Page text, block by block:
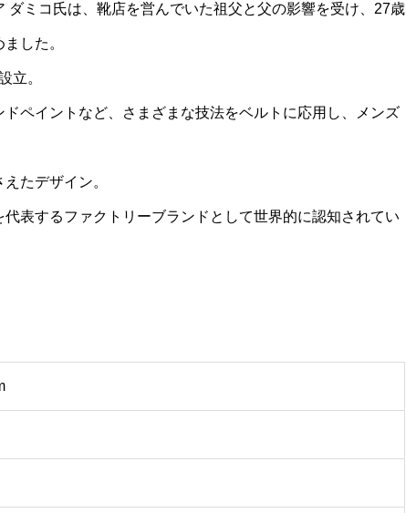
ダミコ氏は、靴店を営んでいた祖父と父の影響を受け、27歳
した。
立。
ペイントなど、さまざまな技法をベルトに応用し、メンズ
たデザイン。
表するファクトリーブランドとして世界的に認知されてい